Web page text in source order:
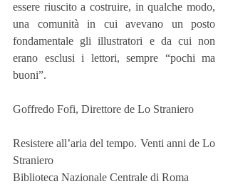
essere riuscito a costruire, in qualche modo,
una comunità in cui avevano un posto
fondamentale gli illustratori e da cui non
erano esclusi i lettori, sempre “pochi ma
buoni”.
Goffredo Fofi, Direttore de Lo Straniero
Resistere all’aria del tempo. Venti anni de Lo
Straniero
Biblioteca Nazionale Centrale di Roma